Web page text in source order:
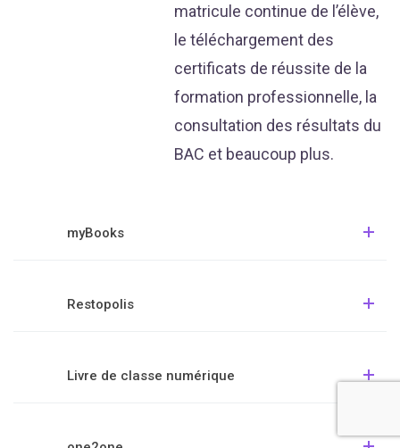
matricule continue de l’élève,
le téléchargement des
certificats de réussite de la
formation professionnelle, la
consultation des résultats du
BAC et beaucoup plus.
myBooks
Restopolis
Livre de classe numérique